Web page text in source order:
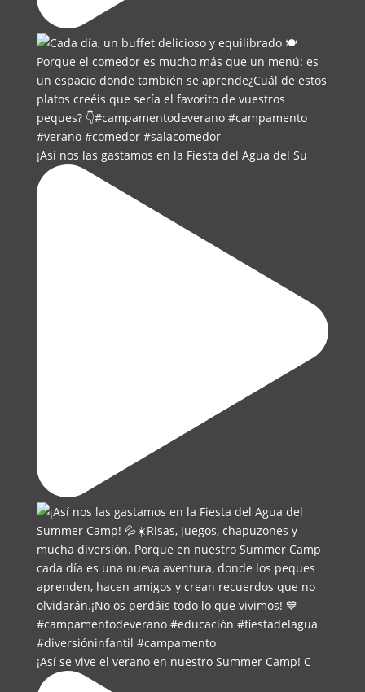
¡Así nos las gastamos en la Fiesta del Agua del Su
¡Así se vive el verano en nuestro Summer Camp! C